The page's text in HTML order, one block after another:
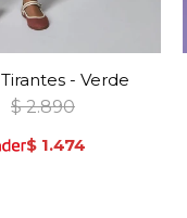
- Verde
$ 2.890
$ 1.474